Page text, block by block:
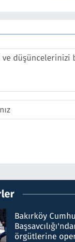
Bakırköy
örgütlerine